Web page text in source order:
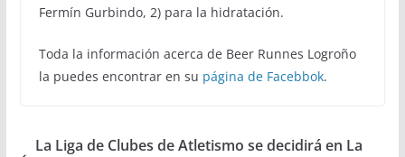
Fermín Gurbindo, 2) para la hidratación.
Toda la información acerca de Beer Runnes Logroño
la puedes encontrar en su página de Facebbok.
La Liga de Clubes de Atletismo se decidirá en La